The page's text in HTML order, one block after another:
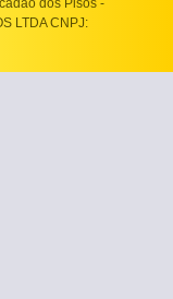
dos Pisos -
LTDA CNPJ: